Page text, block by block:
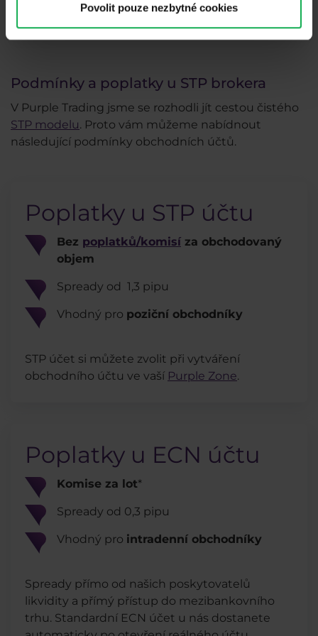
Povolit pouze nezbytné cookies
přešlapu, je mnohdy nemožné.
Podmínky a poplatky u STP brokera
V Purple Trading jsme se rozhodli jít cestou čistého
STP modelu. Proto vám můžeme nabídnout
následující podmínky obchodních účtů.
Poplatky u STP účtu
Bez poplatků/komisí za obchodovaný
objem
Spready od 1,3 pipu
Vhodný pro poziční obchodníky
STP účet si můžete zvolit při vytváření
obchodního účtu ve vaší Purple Zone.
Poplatky u ECN účtu
Komise za lot*
Spready od 0,3 pipu
Vhodný pro intradenní obchodníky
​Spready přímo od našich poskytovatelů
likvidity a přímý přístup do mezibankovního
trhu. Standardní ECN účet u nás dostanete